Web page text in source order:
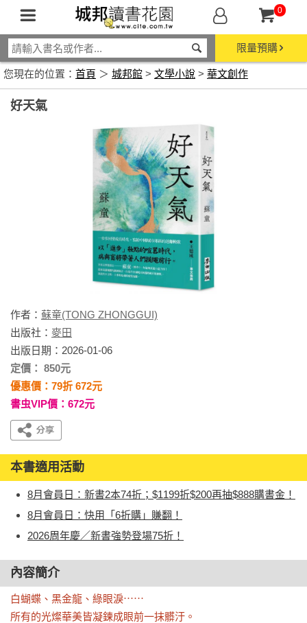
0
限量預購
您現在的位置： 首頁 ＞ 城邦館 > 文學小說 > 華文創作
好天氣
作者： 蘇童(TONG ZHONGGUI)
出版社： 麥田
出版日期：2026-01-06
定價： 850元
優惠價：79折 672元
書虫VIP價：672元
本書適用活動
8月會員日：新書2本74折；$1199折$200再抽$888購書金！
8月會員日：快用「6折購」賺翻！
2026周年慶／新書強勢登場75折！
內容簡介
白蝴蝶、黑金龍、綠眼淚⋯⋯
所有的光燦華美皆凝鍊成眼前一抹髒汙。